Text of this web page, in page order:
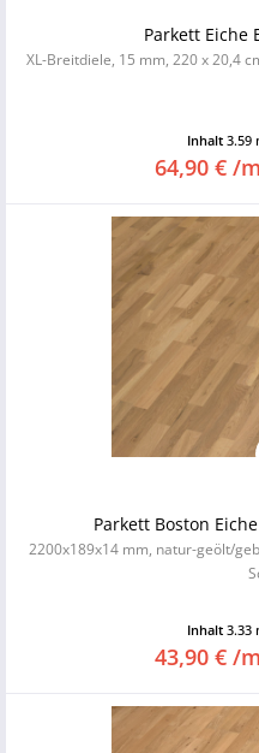
Parkett Eiche
XL-Breitdiele, 15 mm, 220 x 20,4
Inhalt 3.59
64,90 € /
Parkett Boston
2200x189x14 mm, natur-geölt/
Inhalt 3.33
43,90 € /